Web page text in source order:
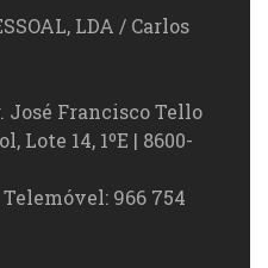
LDA / Carlos
José Francisco Tello
Lote 14, 1ºE | 8600-
966 754